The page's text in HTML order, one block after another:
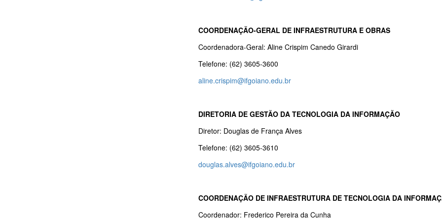
COORDENAÇÃO-GERAL DE INFRAESTRUTURA E OBRAS
Coordenadora-Geral: Aline Crispim Canedo Girardi
Telefone: (62) 3605-3600
aline.crispim@ifgoiano.edu.br
DIRETORIA DE GESTÃO DA TECNOLOGIA DA INFORMAÇÃO
Diretor: Douglas de França Alves
Telefone: (62) 3605-3610
douglas.alves@ifgoiano.edu.br
COORDENAÇÃO DE INFRAESTRUTURA DE TECNOLOGIA DA
Coordenador: Frederico Pereira da Cunha